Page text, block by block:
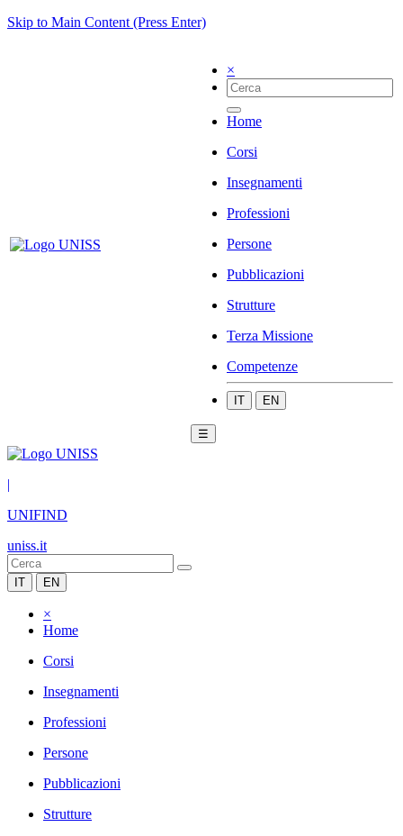
Skip to Main Content (Press Enter)
×
Home
Corsi
Insegnamenti
Professioni
Persone
Pubblicazioni
Strutture
Terza Missione
Competenze
IT EN
☰
|
UNIFIND
uniss.it
IT EN
×
Home
Corsi
Insegnamenti
Professioni
Persone
Pubblicazioni
Strutture